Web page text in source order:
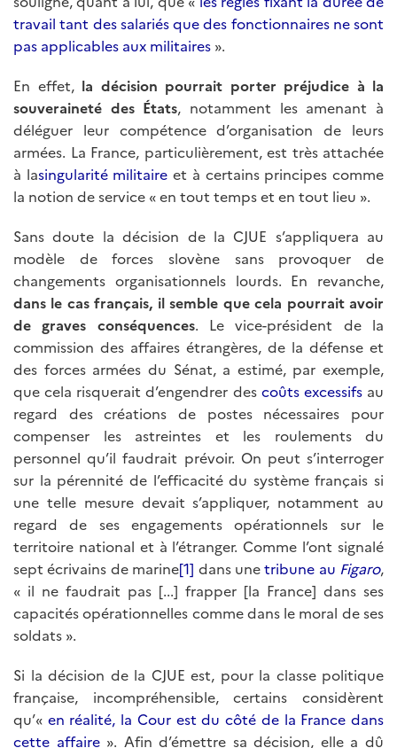
travail tant des salariés que des fonctionnaires ne sont
pas applicables aux militaires ».
En effet, la décision pourrait porter préjudice à la
souveraineté des États, notamment les amenant à
déléguer leur compétence d’organisation de leurs
armées. La France, particulièrement, est très attachée
à lasingularité militaire et à certains principes comme
la notion de service « en tout temps et en tout lieu ».
Sans doute la décision de la CJUE s’appliquera au
modèle de forces slovène sans provoquer de
changements organisationnels lourds. En revanche,
dans le cas français, il semble que cela pourrait avoir
de graves conséquences. Le vice-président de la
commission des affaires étrangères, de la défense et
des forces armées du Sénat, a estimé, par exemple,
que cela risquerait d’engendrer des coûts excessifsau
regard des créations de postes nécessaires pour
compenser les astreintes et les roulements du
personnel qu’il faudrait prévoir. On peut s’interroger
sur la pérennité de l’efficacité du système français si
une telle mesure devait s’appliquer, notamment au
regard de ses engagements opérationnels sur le
territoire national et à l’étranger. Comme l’ont signalé
sept écrivains de marine[1] dans unetribune au Figaro,
« il ne faudrait pas [...] frapper [la France] dans ses
capacités opérationnelles comme dans le moral de ses
soldats ».
Si la décision de la CJUE est, pour la classe politique
française, incompréhensible, certains considèrent
qu’« en réalité, la Cour est du côté de la France dans
cette affaire ». Afin d’émettre sa décision, elle a dû